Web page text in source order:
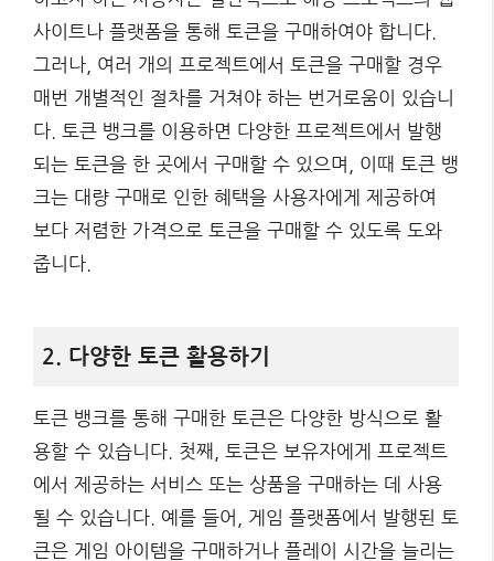
사이트나 플랫폼을 통해 토큰을 구매하여야 합니다.
그러나, 여러 개의 프로젝트에서 토큰을 구매할 경우
매번 개별적인 절차를 거쳐야 하는 번거로움이 있습니
다. 토큰 뱅크를 이용하면 다양한 프로젝트에서 발행
되는 토큰을 한 곳에서 구매할 수 있으며, 이때 토큰 뱅
크는 대량 구매로 인한 혜택을 사용자에게 제공하여
보다 저렴한 가격으로 토큰을 구매할 수 있도록 도와
줍니다.
2. 다양한 토큰 활용하기
토큰 뱅크를 통해 구매한 토큰은 다양한 방식으로 활
용할 수 있습니다. 첫째, 토큰은 보유자에게 프로젝트
에서 제공하는 서비스 또는 상품을 구매하는 데 사용
될 수 있습니다. 예를 들어, 게임 플랫폼에서 발행된 토
큰은 게임 아이템을 구매하거나 플레이 시간을 늘리는